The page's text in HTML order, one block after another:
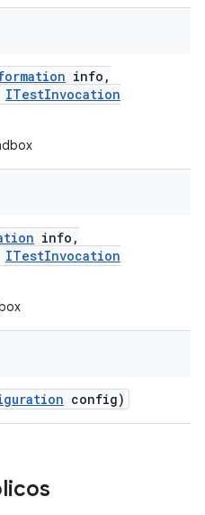
info ,
ITestInvocation
info ,
ITestInvocation
config)